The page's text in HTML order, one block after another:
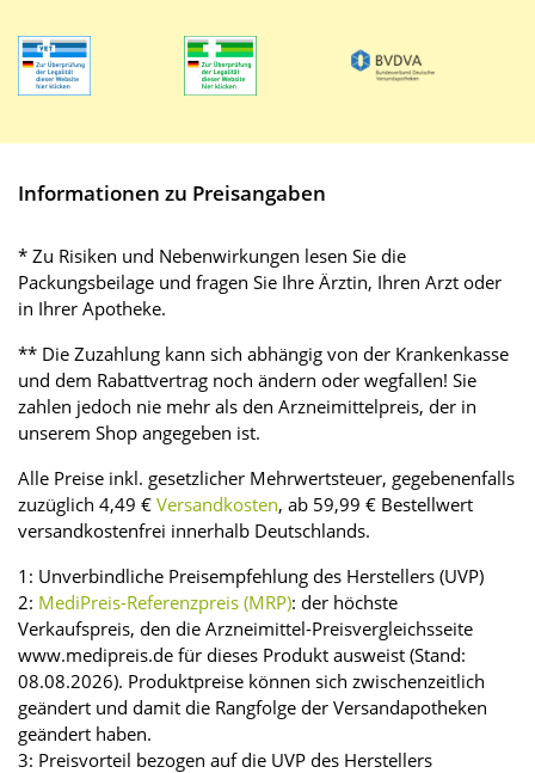
Informationen zu Preisangaben
* Zu Risiken und Nebenwirkungen lesen Sie die
Packungsbeilage und fragen Sie Ihre Ärztin, Ihren Arzt oder
in Ihrer Apotheke.
** Die Zuzahlung kann sich abhängig von der Krankenkasse
und dem Rabattvertrag noch ändern oder wegfallen! Sie
zahlen jedoch nie mehr als den Arzneimittelpreis, der in
unserem Shop angegeben ist.
Alle Preise inkl. gesetzlicher Mehrwertsteuer, gegebenenfalls
zuzüglich 4,49 € Versandkosten, ab 59,99 € Bestellwert
versandkostenfrei innerhalb Deutschlands.
1: Unverbindliche Preisempfehlung des Herstellers (UVP)
2: MediPreis-Referenzpreis (MRP): der höchste
Verkaufspreis, den die Arzneimittel-Preisvergleichsseite
www.medipreis.de für dieses Produkt ausweist (Stand:
08.08.2026). Produktpreise können sich zwischenzeitlich
geändert und damit die Rangfolge der Versandapotheken
geändert haben.
3: Preisvorteil bezogen auf die UVP des Herstellers